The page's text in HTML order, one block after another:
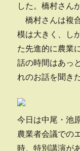
した。橋村さん
橋村さんは複
模は大きく、し
た先進的に農業
話の時間はあっ
れのお話を聞き
今日は中尾・池
農業者会議での
時、特別講演が